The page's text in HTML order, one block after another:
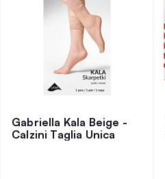
Gabriella Kala Beige -
Calzini Taglia Unica